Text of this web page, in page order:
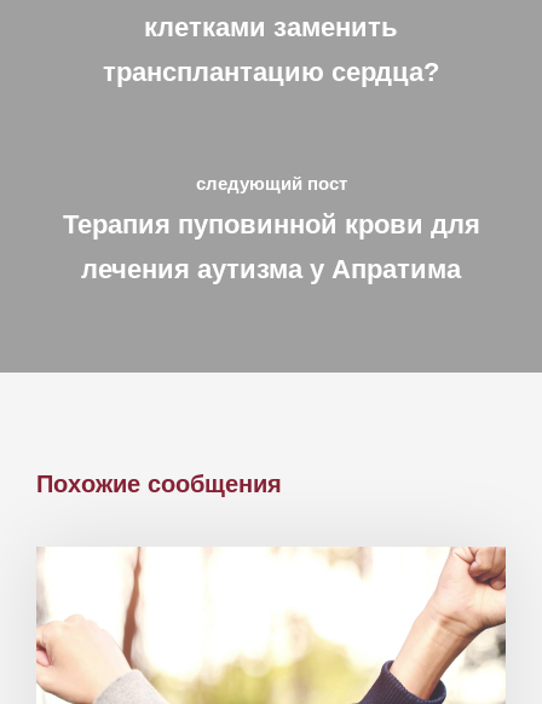
клетками заменить
трансплантацию сердца?
следующий пост
Терапия пуповинной крови для
лечения аутизма у Апратима
Похожие сообщения